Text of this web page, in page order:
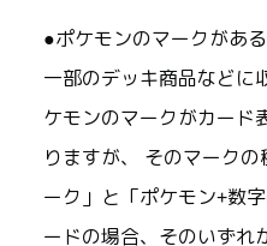
●ポケモンのマークがあ
一部のデッキ商品などに
ケモンのマークがカード
りますが、 そのマーク
ーク」と「ポケモン+数
ードの場合、そのいずれ